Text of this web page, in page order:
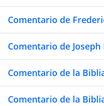
Comentario de
Comentario de
Comentario de la
Comentario de la